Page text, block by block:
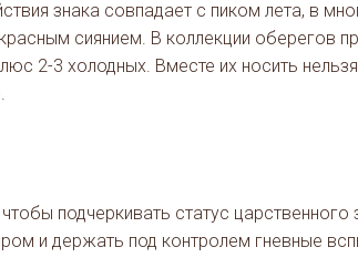
знака совпадает с пиком лета, в
сиянием. В коллекции оберегов
2-3 холодных. Вместе их носить
подчеркивать статус
и держать под контролем гневные